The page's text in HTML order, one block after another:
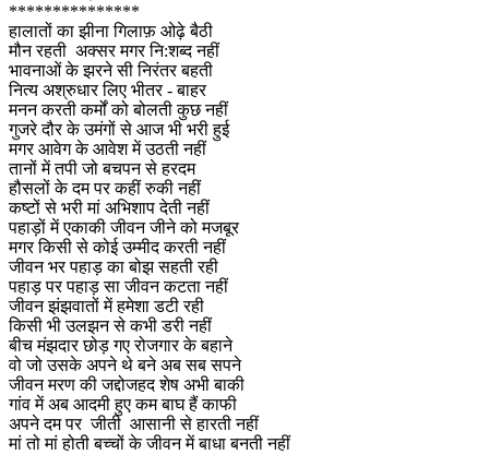
***************
हालातों का झीना गिलाफ़ ओढ़े बैठी
मौन रहती अक्सर मगर नि:शब्द नहीं
भावनाओं के झरने सी निरंतर बहती
नित्य अश्रुधार लिए भीतर - बाहर
मनन करती कर्मों को बोलती कुछ नहीं
गुजरे दौर के उमंगों से आज भी भरी हुई
मगर आवेग के आवेश में उठती नहीं
तानों में तपी जो बचपन से हरदम
हौसलों के दम पर कहीं रुकी नहीं
कष्टों से भरी मां अभिशाप देती नहीं
पहाड़ों में एकाकी जीवन जीने को मजबूर
मगर किसी से कोई उम्मीद करती नहीं
जीवन भर पहाड़ का बोझ सहती रही
पहाड़ पर पहाड़ सा जीवन कटता नहीं
जीवन झंझवातों में हमेशा डटी रही
किसी भी उलझन से कभी डरी नहीं
बीच मंझदार छोड़ गए रोजगार के बहाने
वो जो उसके अपने थे बने अब सब सपने
जीवन मरण की जद्दोजहद शेष अभी बाकी
गांव में अब आदमी हुए कम बाघ हैं काफी
अपने दम पर जीती आसानी से हारती नहीं
मां तो मां होती बच्चों के जीवन में बाधा बनती नहीं